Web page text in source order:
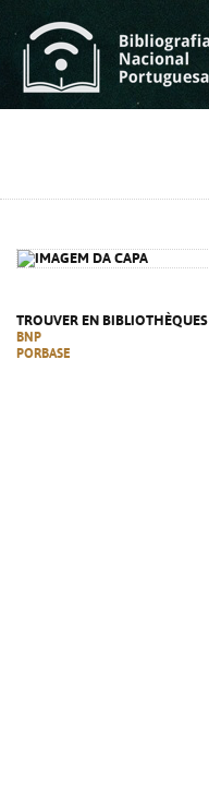
TROUVER EN BIBLIOTHÈQUES
BNP
PORBASE